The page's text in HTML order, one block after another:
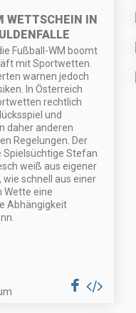
WETTSCHEIN IN
Fußball-WM boomt
mit Sportwetten.
warnen jedoch
In Österreich
rechtlich
und
daher anderen
Regelungen. Der
Spielsüchtige Stefan
weiß aus eigener
wie schnell aus einer
Wette eine
Abhängigkeit